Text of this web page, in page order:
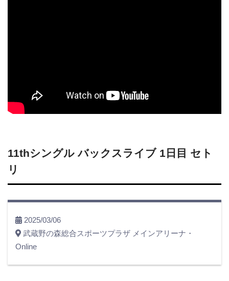
11thシングル バックスライブ 1日目 セト
リ
2025/03/06
武蔵野の森総合スポーツプラザ メインアリーナ・
Online